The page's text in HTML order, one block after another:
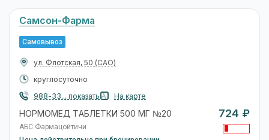
Самсон-Фарма
Самовывоз
ул. Флотская, 50 (САО)
круглосуточно
988-33... показать
На карте
НОРМОМЕД ТАБЛЕТКИ 500 МГ №20
АБС Фармацойтичи
724 ₽